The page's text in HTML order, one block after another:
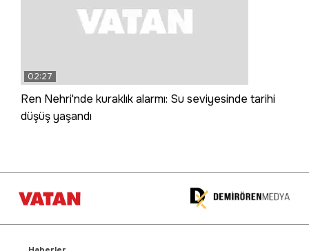
02:27
Ren Nehri'nde kuraklık alarmı: Su seviyesinde tarihi
düşüş yaşandı